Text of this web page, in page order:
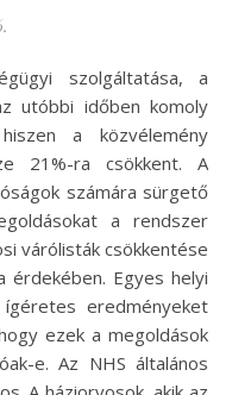
utóbbi időben komoly
a közvélemény
21%-ra csökkent. A
számára sürgető
a rendszer
várólisták csökkentése
érdekében. Egyes helyi
eredményeket
ezek a megoldások
e. Az NHS általános